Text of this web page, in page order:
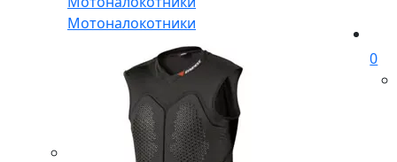
Мотоналокотники
0